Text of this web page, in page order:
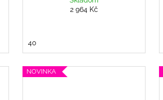
2 964 Kč
40
NOVINKA